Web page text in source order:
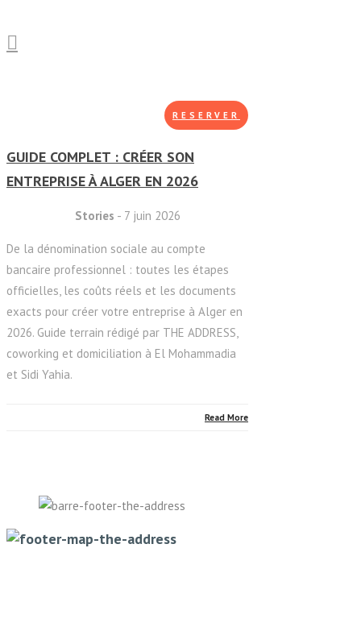
RESERVER
GUIDE COMPLET : CRÉER SON
ENTREPRISE À ALGER EN 2026
Stories - 7 juin 2026
De la dénomination sociale au compte
bancaire professionnel : toutes les étapes
officielles, les coûts réels et les documents
exacts pour créer votre entreprise à Alger en
2026. Guide terrain rédigé par THE ADDRESS,
coworking et domiciliation à El Mohammadia
et Sidi Yahia.
Read More